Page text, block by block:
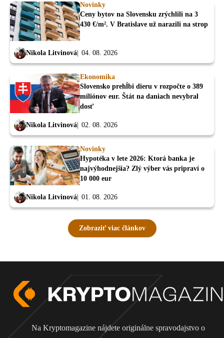
Novinky
Ceny bytov na Slovensku zrýchlili na 3
430 €/m². V Bratislave už narazili na strop
Nikola Litvinová 04. 08. 2026
Ekonomika
Slovensko prehĺbi dieru v rozpočte o 389
miliónov eur. Štát na daniach nevybral
dosť
Nikola Litvinová 02. 08. 2026
Novinky
Hypotéka v lete 2026: Ktorá banka je
najvýhodnejšia? Zlý výber vás pripraví o
10 000 eur
Nikola Litvinová 01. 08. 2026
Zobraziť viac článkov
Na Kryptomagazine nájdete originálne spravodajstvo o